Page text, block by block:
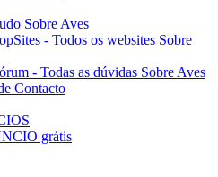
Sobre Aves
- Todos os websites Sobre
- Todas as dúvidas Sobre Aves
Contacto
grátis